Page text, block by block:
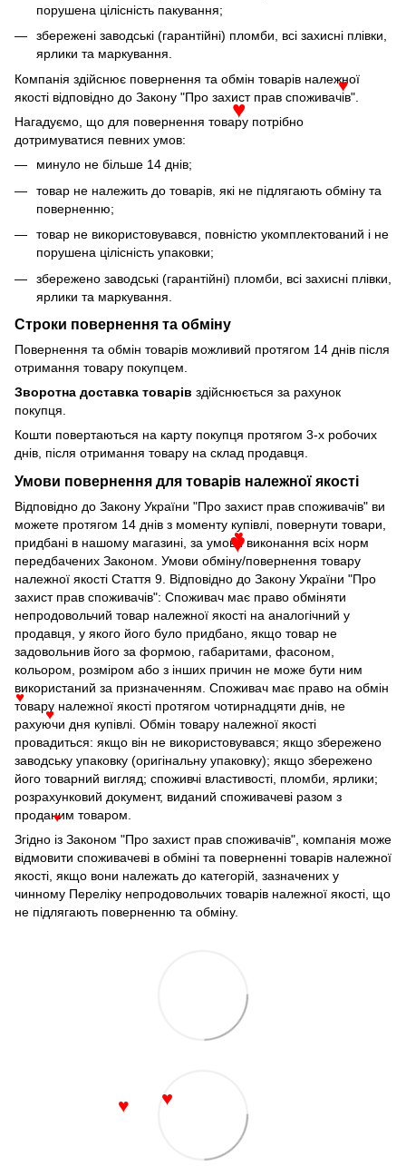
порушена цілісність пакування;
збережені заводські (гарантійні) пломби, всі захисні плівки,
ярлики та маркування.
Компанія здійснює повернення та обмін товарів належної
якості відповідно до Закону "Про захист прав споживачів".
Нагадуємо, що для повернення товару потрібно
дотримуватися певних умов:
минуло не більше 14 днів;
товар не належить до товарів, які не підлягають обміну та
поверненню;
товар не використовувався, повністю укомплектований і не
порушена цілісність упаковки;
збережено заводські (гарантійні) пломби, всі захисні плівки,
ярлики та маркування.
Строки повернення та обміну
Повернення та обмін товарів можливий протягом 14 днів після
отримання товару покупцем.
Зворотна доставка товарів здійснюється за рахунок
покупця.
Кошти повертаються на карту покупця протягом 3-х робочих
днів, після отримання товару на склад продавця.
Умови повернення для товарів належної якості
Відповідно до Закону України "Про захист прав споживачів" ви
можете протягом 14 днів з моменту купівлі, повернути товари,
придбані в нашому магазині, за умови виконання всіх норм
передбачених Законом. Умови обміну/повернення товару
належної якості Стаття 9. Відповідно до Закону України "Про
захист прав споживачів": Споживач має право обміняти
непродовольчий товар належної якості на аналогічний у
продавця, у якого його було придбано, якщо товар не
задовольнив його за формою, габаритами, фасоном,
кольором, розміром або з інших причин не може бути ним
використаний за призначенням. Споживач має право на обмін
товару належної якості протягом чотирнадцяти днів, не
рахуючи дня купівлі. Обмін товару належної якості
провадиться: якщо він не використовувався; якщо збережено
заводську упаковку (оригінальну упаковку); якщо збережено
його товарний вигляд; споживчі властивості, пломби, ярлики;
розрахунковий документ, виданий споживачеві разом з
проданим товаром.
Згідно із Законом "Про захист прав споживачів", компанія може
відмовити споживачеві в обміні та поверненні товарів належної
якості, якщо вони належать до категорій, зазначених у
чинному Переліку непродовольчих товарів належної якості, що
не підлягають поверненню та обміну.
♥
♥
♥
♥
♥
♥
♥
♥